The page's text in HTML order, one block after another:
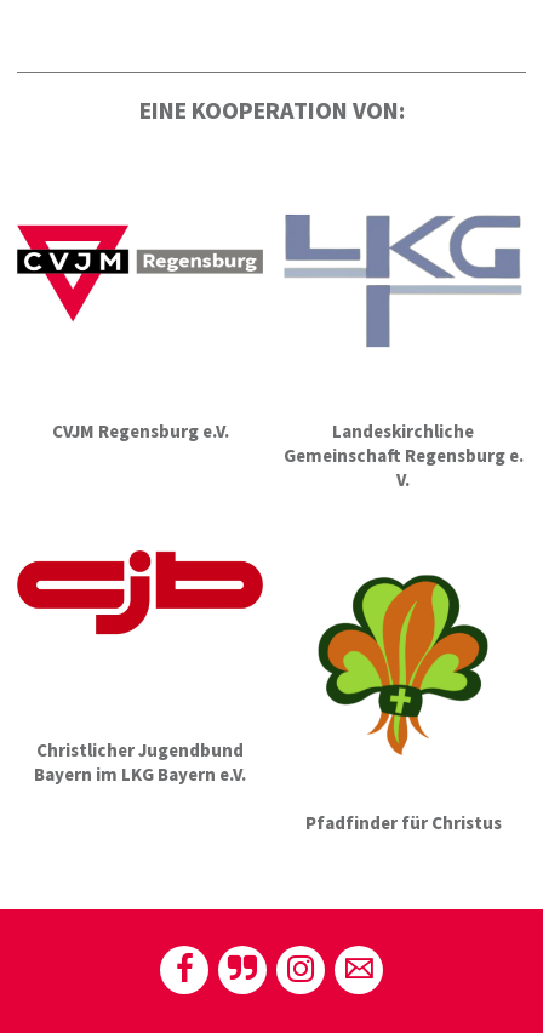
EINE KOOPERATION VON:
CVJM Regensburg e.V.
Landeskirchliche
Gemeinschaft Regensburg e.
V.
Christlicher Jugendbund
Bayern im LKG Bayern e.V.
Pfadfinder für Christus